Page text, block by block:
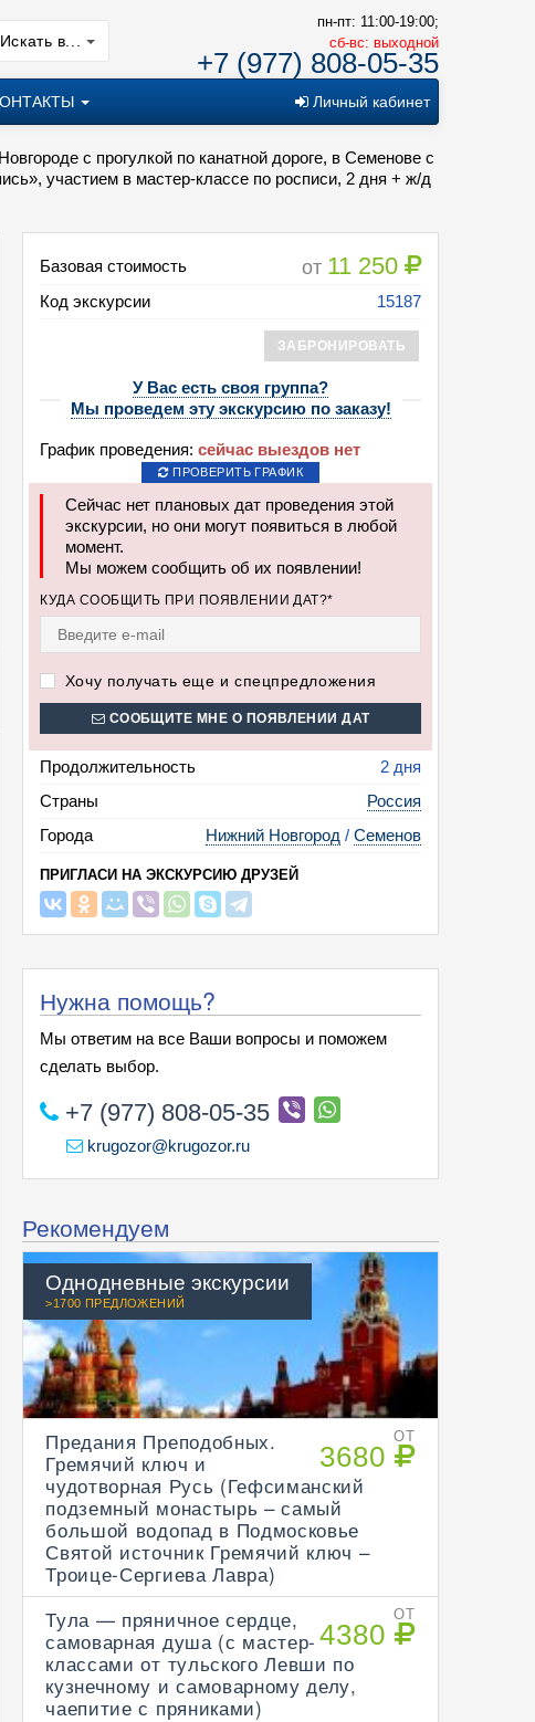
Искать в...
пн-пт: 11:00-19:00;
cб-вс: выходной
+7 (977) 808-05-35
Личный кабинет
с прогулкой по канатной дороге, в Семенове с
участием в мастер-классе по росписи, 2 дня + ж/д
Базовая стоимость от 11 250
Код экскурсии 15187
ЗАБРОНИРОВАТЬ
У Вас есть своя группа?
Мы проведем эту экскурсию по заказу!
График проведения: сейчас выездов нет
ПРОВЕРИТЬ ГРАФИК
Сейчас нет плановых дат проведения этой
экскурсии, но они могут появиться в любой
момент.
Мы можем сообщить об их появлении!
КУДА СООБЩИТЬ ПРИ ПОЯВЛЕНИИ ДАТ?*
Хочу получать еще и спецпредложения
СООБЩИТЕ МНЕ О ПОЯВЛЕНИИ ДАТ
Продолжительность
2 дня
Страны
Россия
Города
Нижний Новгород / Семенов
ПРИГЛАСИ НА ЭКСКУРСИЮ ДРУЗЕЙ
Тур: Хохломская роспись - гордость России (в Нижнем Новгороде с прогулкой
посещением музеев народного быта «Дом Семена Ложкаря» и «Золотая
участием в мастер-классе по росписи, 2 дня + ж/д или авиа)
Нужна помощь?
Мы ответим на все Ваши вопросы и поможем
сделать выбор.
+7 (977) 808-05-35
krugozor@krugozor.ru
Рекомендуем
Однодневные экскурсии
>1700 ПРЕДЛОЖЕНИЙ
ОТ
3680
Предания Преподобных.
Гремячий ключ и
чудотворная Русь (Гефсиманский
подземный монастырь – самый
большой водопад в Подмосковье
Святой источник Гремячий ключ –
Троице-Сергиева Лавра)
ОТ
4380
Тула — пряничное сердце,
самоварная душа (с мастер-
классами от тульского Левши по
кузнечному и самоварному делу,
чаепитие с пряниками)